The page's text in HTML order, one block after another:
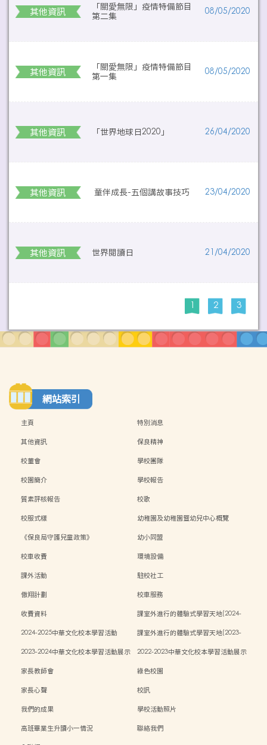
其他資訊
「關愛無限」疫情特備節目
第二集
08/05/2020
其他資訊
「關愛無限」疫情特備節目
第一集
08/05/2020
其他資訊 「世界地球日2020」 26/04/2020
其他資訊 童伴成長-五個講故事技巧 23/04/2020
其他資訊 世界閱讀日 21/04/2020
1 2 3
網站索引
主頁
特別消息
其他資訊
保良精神
校董會
學校團隊
校園簡介
學校報告
質素評核報告
校歌
校服式樣
幼稚園及幼稚園暨幼兒中心概覽
《保良局守護兒童政策》
幼小同盟
校車收費
環境設備
課外活動
駐校社工
傲翔計劃
校車服務
收費資料
課室外進行的體驗式學習天地(2024-
2024-2025中華文化校本學習活動
課室外進行的體驗式學習天地(2023-
2023-2024中華文化校本學習活動展示
2022-2023中華文化校本學習活動展示
家長教師會
綠色校園
家長心聲
校訊
我們的成果
學校活動照片
高班畢業生升讀小一情況
聯絡我們